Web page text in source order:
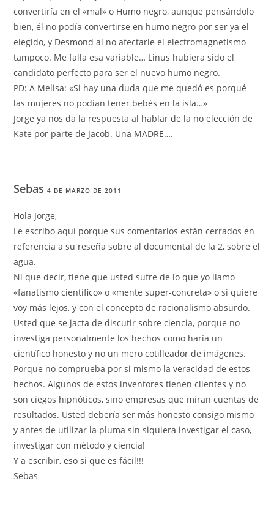
convertiría en el «mal» o Humo negro, aunque pensándolo
bien, él no podía convertirse en humo negro por ser ya el
elegido, y Desmond al no afectarle el electromagnetismo
tampoco. Me falla esa variable… Linus hubiera sido el
candidato perfecto para ser el nuevo humo negro.
PD: A Melisa: «Si hay una duda que me quedó es porqué
las mujeres no podían tener bebés en la isla…»
Jorge ya nos da la respuesta al hablar de la no elección de
Kate por parte de Jacob. Una MADRE….
Sebas4 DE MARZO DE 2011
Hola Jorge,
Le escribo aquí porque sus comentarios están cerrados en
referencia a su reseña sobre al documental de la 2, sobre el
agua.
Ni que decir, tiene que usted sufre de lo que yo llamo
«fanatismo científico» o «mente super-concreta» o si quiere
voy más lejos, y con el concepto de racionalismo absurdo.
Usted que se jacta de discutir sobre ciencia, porque no
investiga personalmente los hechos como haría un
científico honesto y no un mero cotilleador de imágenes.
Porque no comprueba por si mismo la veracidad de estos
hechos. Algunos de estos inventores tienen clientes y no
son ciegos hipnóticos, sino empresas que miran cuentas de
resultados. Usted debería ser más honesto consigo mismo
y antes de utilizar la pluma sin siquiera investigar el caso,
investigar con método y ciencia!
Y a escribir, eso si que es fácil!!!
Sebas